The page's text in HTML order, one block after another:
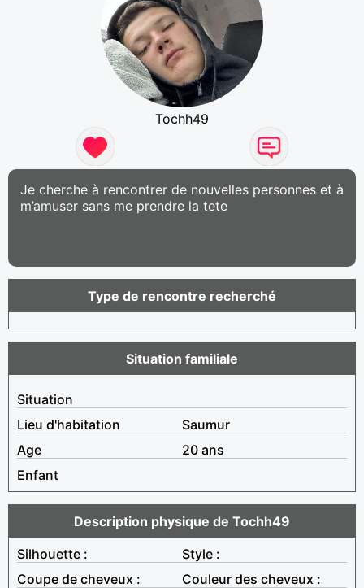
Tochh49
Je cherche à rencontrer de nouvelles personnes et à
m’amuser sans me prendre la tete
Type de rencontre recherché
Situation familiale
Situation
Lieu d'habitation
Saumur
Age
20 ans
Enfant
Description physique de Tochh49
Silhouette :
Style :
Coupe de cheveux :
Couleur des cheveux :